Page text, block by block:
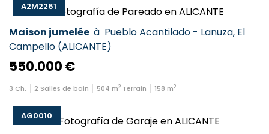
A2M2261
Maison jumelée à Pueblo Acantilado - Lanuza, El
Campello (ALICANTE)
550.000 €
3 Ch. 2 Salles de bain 504 m2 Terrain 158 m2
AG0010